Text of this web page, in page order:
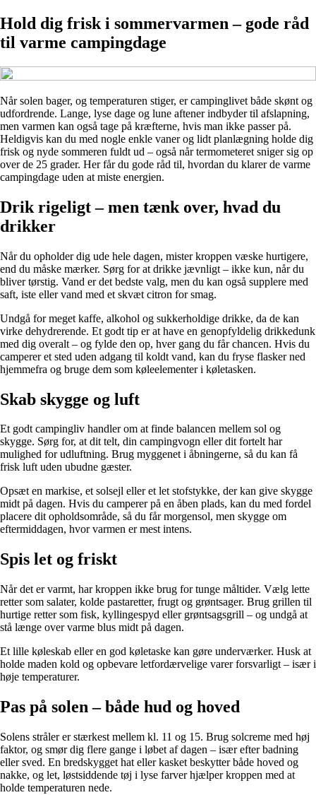
Hold dig frisk i sommervarmen – gode råd
til varme campingdage
Når solen bager, og temperaturen stiger, er campinglivet både skønt og
udfordrende. Lange, lyse dage og lune aftener indbyder til afslapning,
men varmen kan også tage på kræfterne, hvis man ikke passer på.
Heldigvis kan du med nogle enkle vaner og lidt planlægning holde dig
frisk og nyde sommeren fuldt ud – også når termometeret sniger sig op
over de 25 grader. Her får du gode råd til, hvordan du klarer de varme
campingdage uden at miste energien.
Drik rigeligt – men tænk over, hvad du
drikker
Når du opholder dig ude hele dagen, mister kroppen væske hurtigere,
end du måske mærker. Sørg for at drikke jævnligt – ikke kun, når du
bliver tørstig. Vand er det bedste valg, men du kan også supplere med
saft, iste eller vand med et skvæt citron for smag.
Undgå for meget kaffe, alkohol og sukkerholdige drikke, da de kan
virke dehydrerende. Et godt tip er at have en genopfyldelig drikkedunk
med dig overalt – og fylde den op, hver gang du får chancen. Hvis du
camperer et sted uden adgang til koldt vand, kan du fryse flasker ned
hjemmefra og bruge dem som køleelementer i køletasken.
Skab skygge og luft
Et godt campingliv handler om at finde balancen mellem sol og
skygge. Sørg for, at dit telt, din campingvogn eller dit fortelt har
mulighed for udluftning. Brug myggenet i åbningerne, så du kan få
frisk luft uden ubudne gæster.
Opsæt en markise, et solsejl eller et let stofstykke, der kan give skygge
midt på dagen. Hvis du camperer på en åben plads, kan du med fordel
placere dit opholdsområde, så du får morgensol, men skygge om
eftermiddagen, hvor varmen er mest intens.
Spis let og friskt
Når det er varmt, har kroppen ikke brug for tunge måltider. Vælg lette
retter som salater, kolde pastaretter, frugt og grøntsager. Brug grillen til
hurtige retter som fisk, kyllingespyd eller grøntsagsgrill – og undgå at
stå længe over varme blus midt på dagen.
Et lille køleskab eller en god køletaske kan gøre underværker. Husk at
holde maden kold og opbevare letfordærvelige varer forsvarligt – især i
høje temperaturer.
Pas på solen – både hud og hoved
Solens stråler er stærkest mellem kl. 11 og 15. Brug solcreme med høj
faktor, og smør dig flere gange i løbet af dagen – især efter badning
eller sved. En bredskygget hat eller kasket beskytter både hoved og
nakke, og let, løstsiddende tøj i lyse farver hjælper kroppen med at
holde temperaturen nede.